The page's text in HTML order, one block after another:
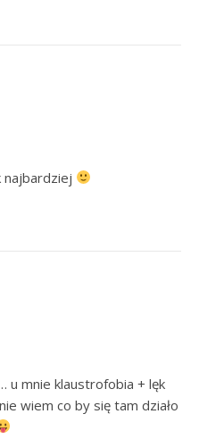
najbardziej
u mnie klaustrofobia + lęk
wiem co by się tam działo